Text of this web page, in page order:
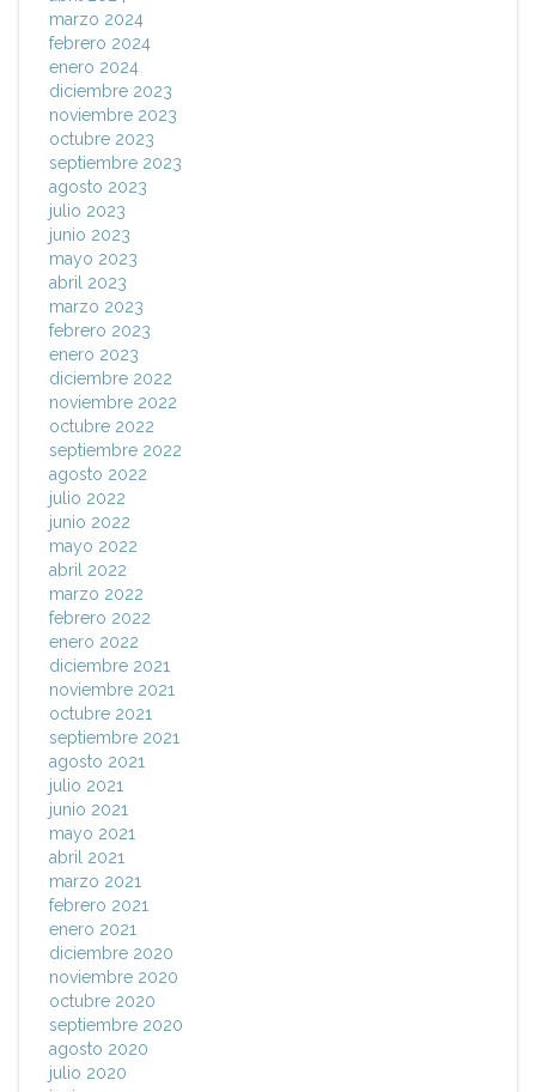
marzo 2024
febrero 2024
enero 2024
diciembre 2023
noviembre 2023
octubre 2023
septiembre 2023
agosto 2023
julio 2023
junio 2023
mayo 2023
abril 2023
marzo 2023
febrero 2023
enero 2023
diciembre 2022
noviembre 2022
octubre 2022
septiembre 2022
agosto 2022
julio 2022
junio 2022
mayo 2022
abril 2022
marzo 2022
febrero 2022
enero 2022
diciembre 2021
noviembre 2021
octubre 2021
septiembre 2021
agosto 2021
julio 2021
junio 2021
mayo 2021
abril 2021
marzo 2021
febrero 2021
enero 2021
diciembre 2020
noviembre 2020
octubre 2020
septiembre 2020
agosto 2020
julio 2020